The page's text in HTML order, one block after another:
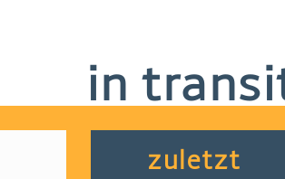
in
zuletzt